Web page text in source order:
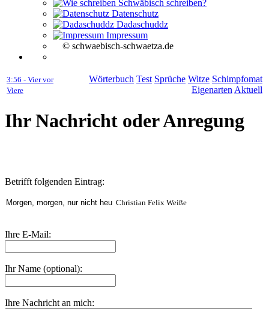
Schwäbisch schreiben?
Datenschutz
Dadaschuddz
Impressum
© schwaebisch-schwaetza.de
3:56 - Vier vor
Viere
Wörterbuch Test Sprüche Witze Schimpfomat
Eigenarten Aktuell
Ihr Nachricht oder Anregung
Betrifft folgenden Eintrag:
Christian Felix Weiße
Ihre E-Mail:
Ihr Name (optional):
Ihre Nachricht an mich: